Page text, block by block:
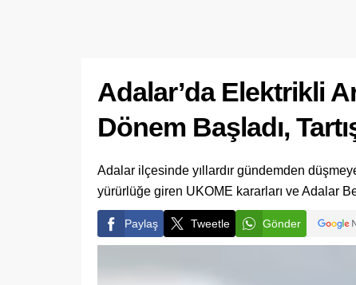
Adalar’da Elektrikli
Dönem Başladı,
Adalar ilçesinde yıllardır gündemden
yürürlüğe giren UKOME kararları ve Adalar
Paylaş Tweetle Gönder